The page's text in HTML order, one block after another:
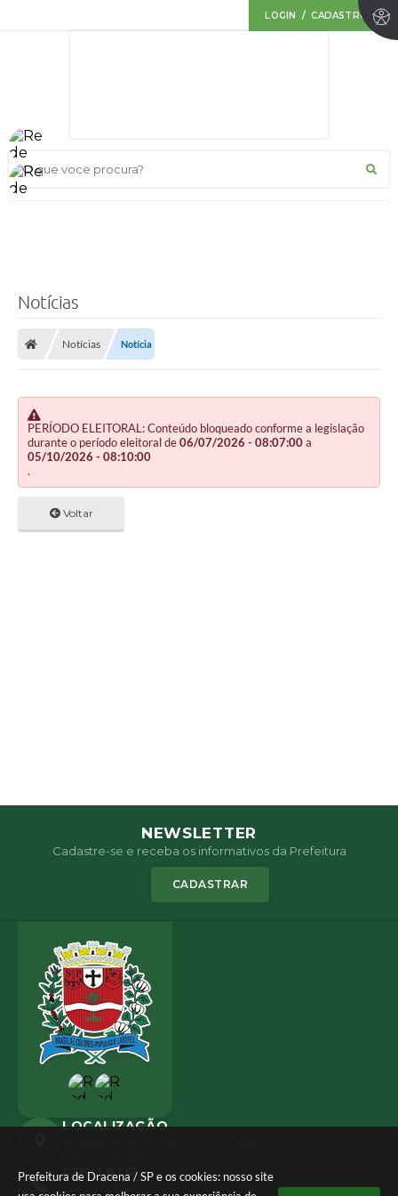
Prefeitura de Dracena / SP e os cookies: nosso site
LOGIN / CADASTRO
O que voce procura?
Notícias
Notícias Notícia
PERÍODO ELEITORAL: Conteúdo bloqueado conforme a legislação
durante o período eleitoral de06/07/2026 - 08:07:00a
05/10/2026 - 08:10:00
.
Voltar
NEWSLETTER
Cadastre-se e receba os informativos da Prefeitura
CADASTRAR
LOCALIZAÇÃO
CONTATO